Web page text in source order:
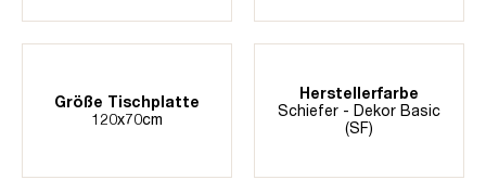
Größe Tischplatte
120x70cm
Herstellerfarbe
Schiefer - Dekor Basic
(SF)